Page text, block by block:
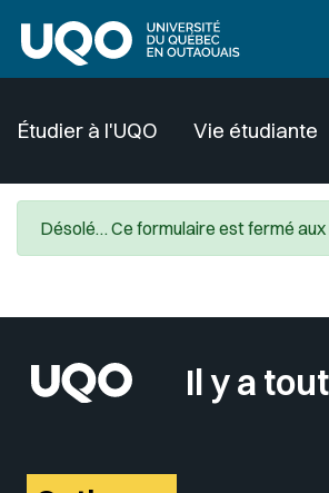
Étudier à l'UQO Vie étudiante
Désolé… Ce formulaire est fermé aux
Il y a